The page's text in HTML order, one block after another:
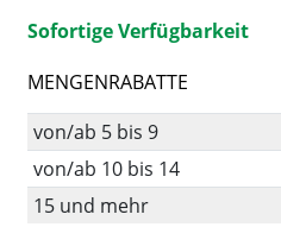
Sofortige Verfügbarkeit
MENGENRABATTE
von/ab 5 bis 9
von/ab 10 bis 14
15 und mehr